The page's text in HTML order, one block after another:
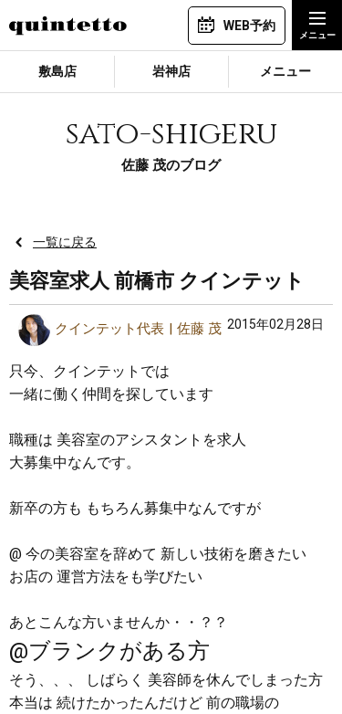
WEB予約
敷島店 岩神店 メニュー
sato-shigeru
佐藤 茂のブログ
一覧に戻る
美容室求人 前橋市 クインテット
クインテット代表 佐藤 茂 2015年02月28日
只今、クインテットでは
一緒に働く仲間を探しています
職種は 美容室のアシスタントを求人
大募集中なんです。
新卒の方も もちろん募集中なんですが
@ 今の美容室を辞めて 新しい技術を磨きたい
お店の 運営方法をも学びたい
あとこんな方いませんか・・？？
@ブランクがある方
そう、、、 しばらく 美容師を休んでしまった方
本当は 続けたかったんだけど 前の職場の